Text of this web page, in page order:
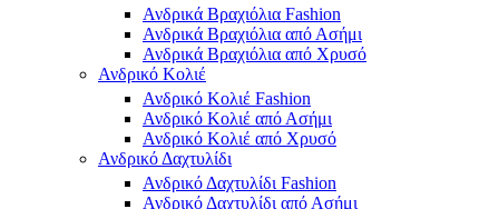
Ανδρικά Βραχιόλια Fashion
Ανδρικά Βραχιόλια από Ασήμι
Ανδρικά Βραχιόλια από Χρυσό
Ανδρικό Κολιέ
Ανδρικό Κολιέ Fashion
Ανδρικό Κολιέ από Ασήμι
Ανδρικό Κολιέ από Χρυσό
Ανδρικό Δαχτυλίδι
Ανδρικό Δαχτυλίδι Fashion
Ανδρικό Δαχτυλίδι από Ασήμι